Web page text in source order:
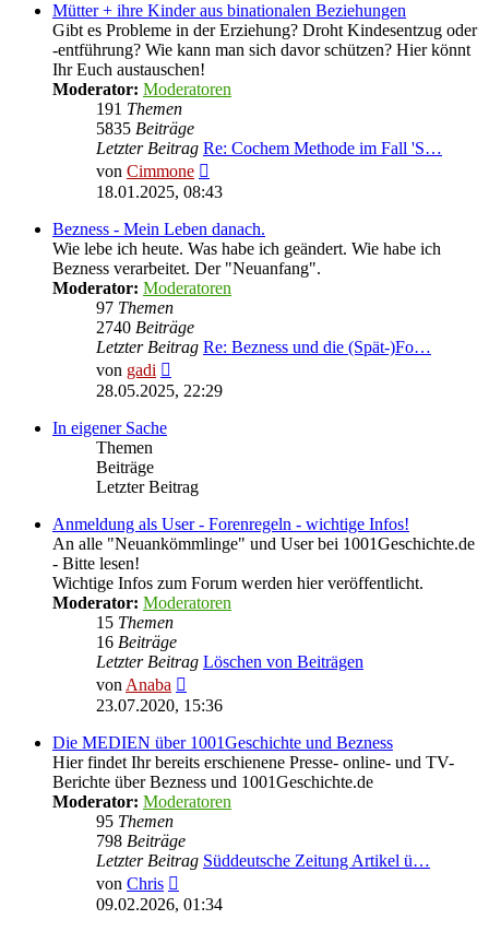
Mütter + ihre Kinder aus binationalen Beziehungen
Gibt es Probleme in der Erziehung? Droht Kindesentzug oder
-entführung? Wie kann man sich davor schützen? Hier könnt
Ihr Euch austauschen!
Moderator: Moderatoren
191 Themen
5835 Beiträge
Letzter Beitrag Re: Cochem Methode im Fall 'S…
von Cimmone
Beitrag
18.01.2025, 08:43
Bezness - Mein Leben danach.
Wie lebe ich heute. Was habe ich geändert. Wie habe ich
Bezness verarbeitet. Der "Neuanfang".
Moderator: Moderatoren
97 Themen
2740 Beiträge
Letzter Beitrag Re: Bezness und die (Spät-)Fo…
von gadi
Beitrag
28.05.2025, 22:29
In eigener Sache
Themen
Beiträge
Letzter Beitrag
Anmeldung als User - Forenregeln - wichtige Infos!
An alle "Neuankömmlinge" und User bei 1001Geschichte.de
- Bitte lesen!
Wichtige Infos zum Forum werden hier veröffentlicht.
Moderator: Moderatoren
15 Themen
16 Beiträge
Letzter Beitrag Löschen von Beiträgen
von Anaba
Beitrag
23.07.2020, 15:36
Die MEDIEN über 1001Geschichte und Bezness
Hier findet Ihr bereits erschienene Presse- online- und TV-
Berichte über Bezness und 1001Geschichte.de
Moderator: Moderatoren
95 Themen
798 Beiträge
Letzter Beitrag Süddeutsche Zeitung Artikel ü…
von Chris
Beitrag
09.02.2026, 01:34